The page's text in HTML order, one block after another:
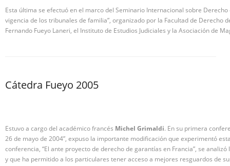
Esta última se efectuó en el marco del Seminario Internacional sobre Derecho
vigencia de los tribunales de familia”, organizado por la Facultad de Derecho
Fernando Fueyo Laneri, el Instituto de Estudios Judiciales y la Asociación de
Cátedra Fueyo 2005
Estuvo a cargo del académico francés Michel Grimaldi. En su primera
26 de mayo de 2004”, expuso la importante modificación que experimentó
conferencia, “El ante proyecto de derecho de garantías en Francia”, se
y que ha permitido a los particulares tener acceso a mejores resguardos de